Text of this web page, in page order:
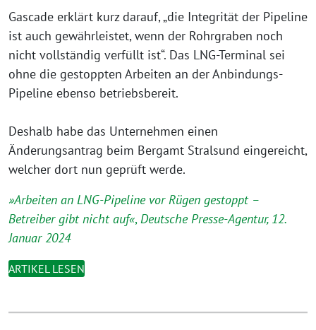
Gascade erklärt kurz darauf, „die Integrität der Pipeline
ist auch gewährleistet, wenn der Rohrgraben noch
nicht vollständig verfüllt ist“. Das LNG-Terminal sei
ohne die gestoppten Arbeiten an der Anbindungs-
Pipeline ebenso betriebsbereit.
Deshalb habe das Unternehmen einen
Änderungsantrag beim Bergamt Stralsund eingereicht,
welcher dort nun geprüft werde.
»Arbeiten an LNG-Pipeline vor Rügen gestoppt –
Betreiber gibt nicht auf«, Deutsche Presse-Agentur, 12.
Januar 2024
ARTIKEL LESEN